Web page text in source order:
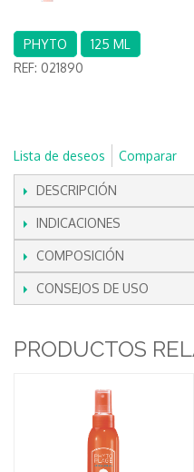
PHYTO
125 ML
REF: 021890
Lista de deseos Comparar
DESCRIPCIÓN
INDICACIONES
COMPOSICIÓN
CONSEJOS DE USO
PRODUCTOS